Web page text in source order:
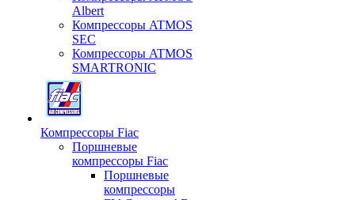
Albert
Компрессоры ATMOS
SEC
Компрессоры ATMOS
SMARTRONIC
Компрессоры Fiac
Поршневые
компрессоры Fiac
Поршневые
компрессоры